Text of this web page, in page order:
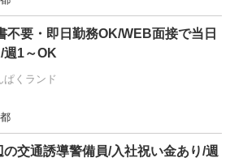
不要・即日勤務OK/WEB面接で当日
週1～OK
くランド
交通誘導警備員/入社祝い金あり/週